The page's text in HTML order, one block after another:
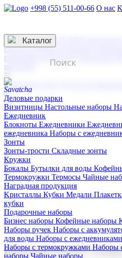
+998 (55) 511-00-66 О нас
3D гравировка
смолой (Doming)
гравировка твердая
тиснение
☰
Контакты
Каталог
Деловые подарки
Визитницы Настольные наборы
Ежедневник
Блокноты Ежедневники
ежедневника Наборы с
Зонты
Зонты-трости Складные зонты
Кружки
Бокалы Бутылки для воды
Термокружки Термосы Чайные
Наградная продукция
Kристаллы Кубки Медали
кубки
Подарочные наборы
Бизнес наборы Кофейные наборы
Наборы ручек Наборы с
для воды Наборы с ежедневниками
Наборы с термокружками Наборы
наборы Чайные наборы
Корпоративные